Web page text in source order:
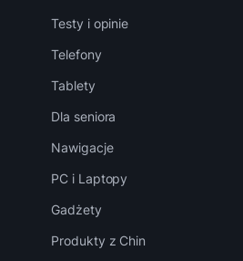
Testy i opinie
Telefony
Tablety
Dla seniora
Nawigacje
PC i Laptopy
Gadżety
Produkty z Chin